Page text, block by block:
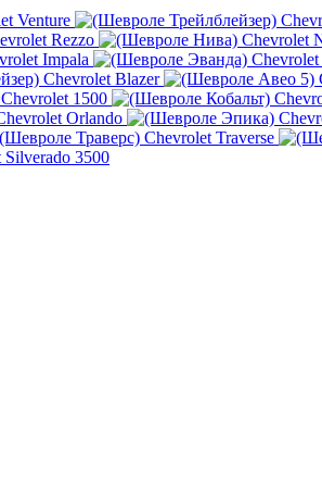
Venture
Rezzo
Chevrolet
Impala
Chevrolet
Chevrolet Blazer
Chevrolet 1500
Orlando
Chevrolet Traverse
Silverado 3500